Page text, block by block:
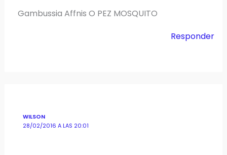
Gambussia Affnis O PEZ MOSQUITO
Responder
WILSON
28/02/2016 A LAS 20:01